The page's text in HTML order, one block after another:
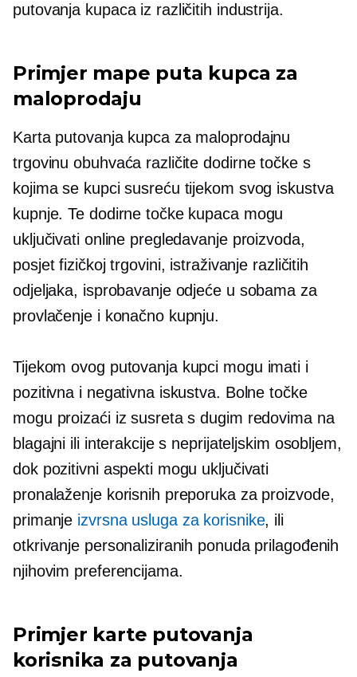
putovanja kupaca iz različitih industrija.
Primjer mape puta kupca za
maloprodaju
Karta putovanja kupca za maloprodajnu
trgovinu obuhvaća različite dodirne točke s
kojima se kupci susreću tijekom svog iskustva
kupnje. Te dodirne točke kupaca mogu
uključivati ​​online pregledavanje proizvoda,
posjet fizičkoj trgovini, istraživanje različitih
odjeljaka, isprobavanje odjeće u sobama za
provlačenje i konačno kupnju.
Tijekom ovog putovanja kupci mogu imati i
pozitivna i negativna iskustva. Bolne točke
mogu proizaći iz susreta s dugim redovima na
blagajni ili interakcije s neprijateljskim osobljem,
dok pozitivni aspekti mogu uključivati ​​
pronalaženje korisnih preporuka za proizvode,
primanje izvrsna usluga za korisnike, ili
otkrivanje personaliziranih ponuda prilagođenih
njihovim preferencijama.
Primjer karte putovanja
korisnika za putovanja